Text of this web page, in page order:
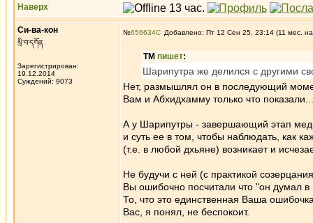
Наверх
Си-ва-кон
སྲི་བ་དཀོན
Зарегистрирован:
19.12.2014
Суждений: 9073
№656634 Добавлено: Пт 12 Сен 25, 23:14 (11 мес.
ТМ пишет:
Шарипутра же делился с другими
Нет, размышлял он в последующий
Вам и Абхидхамму только что показали...
А у Шарипутры - завершающий этап
и суть ее в том, чтобы наблюдать, как
(т.е. в любой дхьяне) возникает и
Не будучи с ней (с практикой
Вы ошибочно посчитали что "он думал
То, что это единственная Ваша
Вас, я понял, не беспокоит.